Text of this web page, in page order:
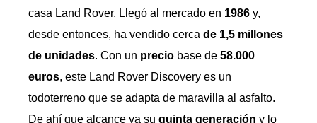
casa Land Rover. Llegó al mercado en 1986 y,
desde entonces, ha vendido cerca de 1,5 millones
de unidades. Con un precio base de 58.000
euros, este Land Rover Discovery es un
todoterreno que se adapta de maravilla al asfalto.
De ahí que alcance ya su quinta generación y lo